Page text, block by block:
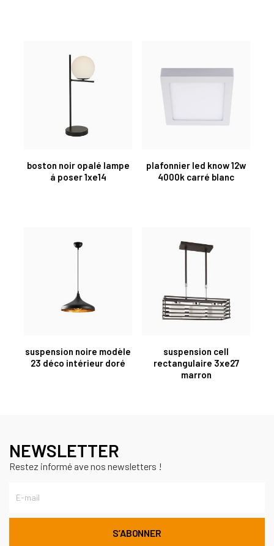
boston noir opalé lampe
á poser 1xe14
plafonnier led know 12w
4000k carré blanc
suspension noire modèle
23 déco intérieur doré
suspension cell
rectangulaire 3xe27
marron
NEWSLETTER
Restez informé ave nos newsletters !